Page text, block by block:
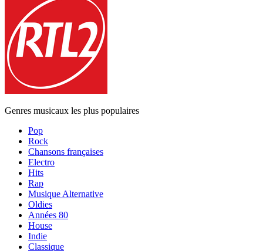
Genres musicaux les plus populaires
Pop
Rock
Chansons françaises
Electro
Hits
Rap
Musique Alternative
Oldies
Années 80
House
Indie
Classique